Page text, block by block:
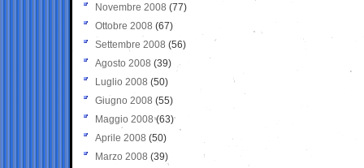
Novembre 2008 (77)
Ottobre 2008 (67)
Settembre 2008 (56)
Agosto 2008 (39)
Luglio 2008 (50)
Giugno 2008 (55)
Maggio 2008(63)
Aprile 2008 (50)
Marzo 2008 (39)